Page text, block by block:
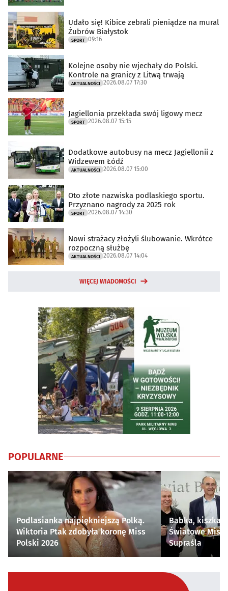
Udało się! Kibice zebrali pieniądze na mural
Żubrów Białystok
SPORT 09:16
Kolejne osoby nie wjechały do Polski.
Kontrole na granicy z Litwą trwają
AKTUALNOŚCI 2026.08.07 17:30
Jagiellonia przekłada swój ligowy mecz
SPORT 2026.08.07 15:15
Dodatkowe autobusy na mecz Jagiellonii z
Widzewem Łódź
AKTUALNOŚCI 2026.08.07 15:00
Oto złote nazwiska podlaskiego sportu.
Przyznano nagrody za 2025 rok
SPORT 2026.08.07 14:30
Nowi strażacy złożyli ślubowanie. Wkrótce
rozpoczną służbę
AKTUALNOŚCI 2026.08.07 14:04
WIĘCEJ WIADOMOŚCI
POPULARNE
Podlasianka najpiękniejszą Polką.
Wiktoria Ptak zdobyła koronę Miss
Polski 2026
Babka, kiszka i
Światowe
Supraśla